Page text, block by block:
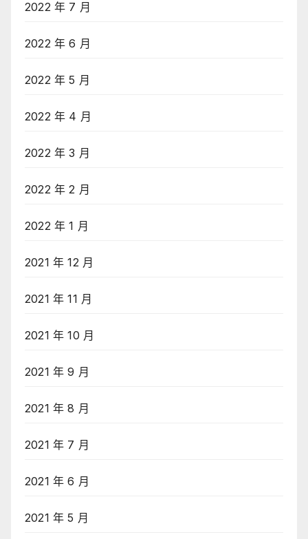
2022 年 7 月
2022 年 6 月
2022 年 5 月
2022 年 4 月
2022 年 3 月
2022 年 2 月
2022 年 1 月
2021 年 12 月
2021 年 11 月
2021 年 10 月
2021 年 9 月
2021 年 8 月
2021 年 7 月
2021 年 6 月
2021 年 5 月